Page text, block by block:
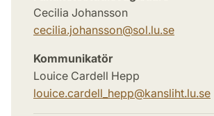
Cecilia Johansson
cecilia.johansson@sol.lu.se
Kommunikatör
Louice Cardell Hepp
louice.cardell_hepp@kansliht.lu.se